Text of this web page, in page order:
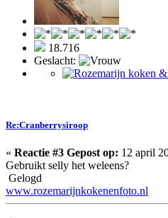
18.716
Geslacht:
Re:Cranberrysiroop
« Reactie #3 Gepost op: 12 april
Gebruikt selly het weleens?
Gelogd
www.rozemarijnkokenenfoto.nl